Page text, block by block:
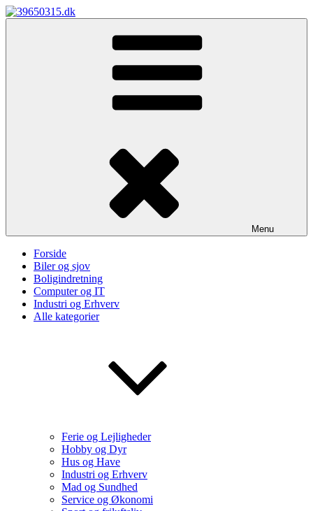
Skip
to
Menu
Forside
Biler og sjov
Boligindretning
Computer og IT
Industri og Erhverv
Alle kategorier
Ferie og Lejligheder
Hobby og Dyr
Hus og Have
Industri og Erhverv
Mad og Sundhed
Service og Økonomi